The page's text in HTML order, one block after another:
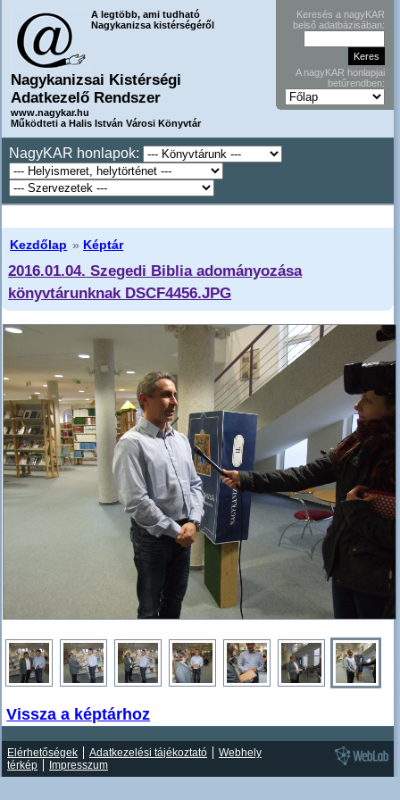
A legtöbb, ami tudható
Nagykanizsa kistérségéről
Nagykanizsai Kistérségi
Adatkezelő Rendszer
www.nagykar.hu
Működteti a Halis István Városi Könyvtár
Keresés a nagyKAR
belső adatbázisában:
A nagyKAR honlapjai
betűrendben:
NagyKAR honlapok:
Kezdőlap » Képtár
2016.01.04. Szegedi Biblia adományozása
könyvtárunknak DSCF4456.JPG
Vissza a képtárhoz
Elérhetőségek Adatkezelési tájékoztató
Webhely
térkép
Impresszum